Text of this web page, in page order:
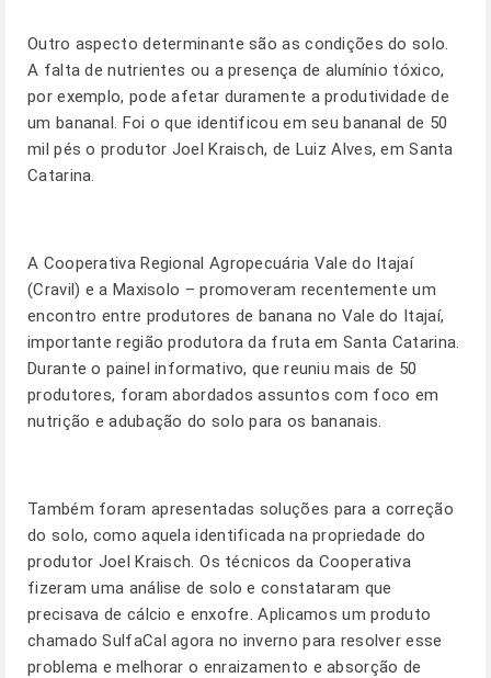
Outro aspecto determinante são as condições do solo.
A falta de nutrientes ou a presença de alumínio tóxico,
por exemplo, pode afetar duramente a produtividade de
um bananal. Foi o que identificou em seu bananal de 50
mil pés o produtor Joel Kraisch, de Luiz Alves, em Santa
Catarina.
A Cooperativa Regional Agropecuária Vale do Itajaí
(Cravil) e a Maxisolo – promoveram recentemente um
encontro entre produtores de banana no Vale do Itajaí,
importante região produtora da fruta em Santa Catarina.
Durante o painel informativo, que reuniu mais de 50
produtores, foram abordados assuntos com foco em
nutrição e adubação do solo para os bananais.
Também foram apresentadas soluções para a correção
do solo, como aquela identificada na propriedade do
produtor Joel Kraisch. Os técnicos da Cooperativa
fizeram uma análise de solo e constataram que
precisava de cálcio e enxofre. Aplicamos um produto
chamado SulfaCal agora no inverno para resolver esse
problema e melhorar o enraizamento e absorção de